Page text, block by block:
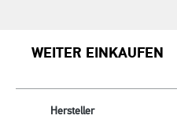
WEITER EINKAUFEN